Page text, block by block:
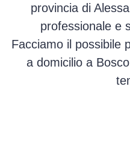
provincia di
professionale e
Facciamo il possibile
a domicilio a